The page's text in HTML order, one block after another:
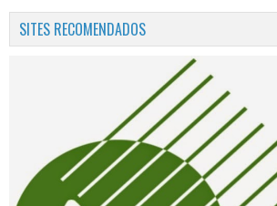
SITES RECOMENDADOS